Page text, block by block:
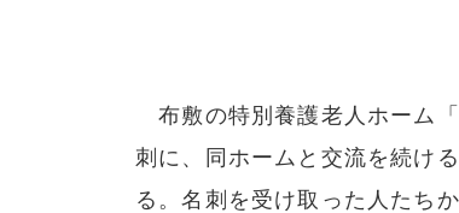
布敷の特別養護老人ホーム
刺に、同ホームと交流を続け
る。名刺を受け取った人たち